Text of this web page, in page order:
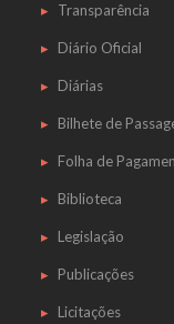
Transparência
Diário Oficial
Diárias
Bilhete de
Folha de
Biblioteca
Legislação
Publicações
Licitações